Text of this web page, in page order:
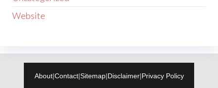
Website
About|Contact|Sitemap|Disclaimer|Privacy Policy